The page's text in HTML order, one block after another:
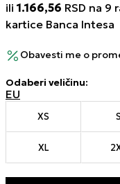
ili 1.166,56 RSD na 9
kartice Banca Intesa
Obavesti me o
Odaberi veličinu:
EU
XS S
XL